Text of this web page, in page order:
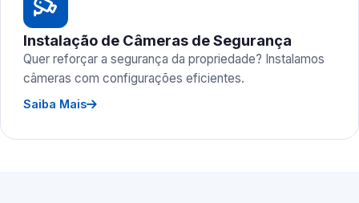
Instalação de Câmeras de Segurança
Quer reforçar a segurança da propriedade? Instalamos
câmeras com configurações eficientes.
Saiba Mais